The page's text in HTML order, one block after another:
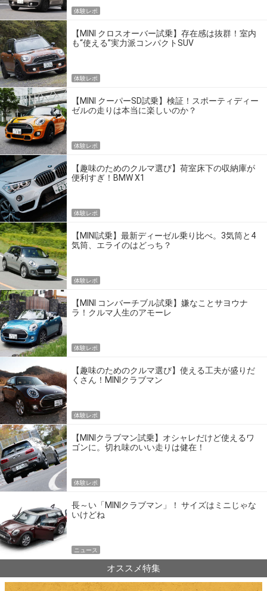
体験レポ
【MINI クロスオーバー試乗】存在感は抜群！室内
も“使える”実力派コンパクトSUV
体験レポ
【MINI クーパーSD試乗】検証！スポーティディー
ゼルの走りは本当に楽しいのか？
体験レポ
【趣味のためのクルマ選び】荷室床下の収納庫が
便利すぎ！BMW X1
体験レポ
【MINI試乗】最新ディーゼル乗り比べ。3気筒と4
気筒、エライのはどっち？
体験レポ
【MINI コンバーチブル試乗】嫌なことサヨウナ
ラ！クルマ人生のアモーレ
体験レポ
【趣味のためのクルマ選び】使える工夫が盛りだ
くさん！MINIクラブマン
体験レポ
【MINIクラブマン試乗】オシャレだけど使えるワ
ゴンに。切れ味のいい走りは健在！
体験レポ
長～い「MINIクラブマン」！ サイズはミニじゃな
いけどね
ニュース
オススメ特集